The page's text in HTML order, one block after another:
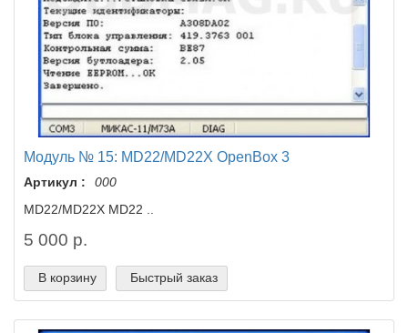
Модуль № 15: MD22/MD22X OpenBox 3
Артикул :
000
MD22/MD22X MD22 ..
5 000 р.
В корзину Быстрый заказ